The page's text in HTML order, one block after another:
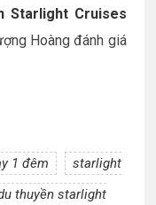
Starlight Cruises
Hoàng đánh giá
1 đêm
starlight
thuyền starlight